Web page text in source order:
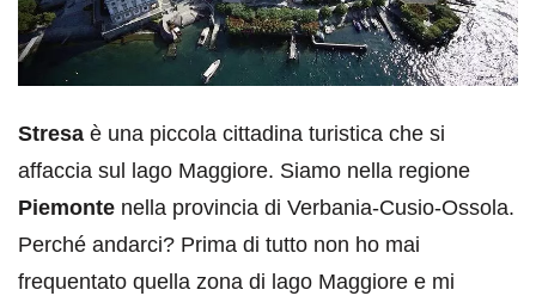
Stresa è una piccola cittadina turistica che si
affaccia sul lago Maggiore. Siamo nella regione
Piemonte nella provincia di Verbania-Cusio-Ossola.
Perché andarci? Prima di tutto non ho mai
frequentato quella zona di lago Maggiore e mi